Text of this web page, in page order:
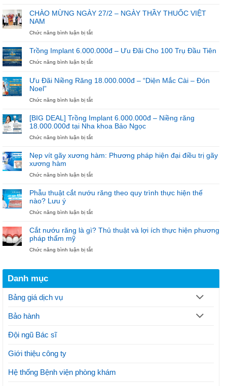
Để
Hè
Qua
Chưa
Bắt
Đầu
Răng
CHÀO MỪNG NGÀY 27/2 – NGÀY THẦY THUỐC VIỆT
NAM
Chức năng bình luận bị tắtở
MỪNG
NGÀY
27/2
NGÀY
VIỆT
Trồng Implant 6.000.000đ – Ưu Đãi Cho 100 Trụ Đầu Tiên
Chức năng bình luận bị tắtở
Implant
6.000.000đ
Ưu
Cho
100
Trụ
Đầu
Ưu Đãi Niềng Răng 18.000.000đ – “Diện Mắc Cài – Đón
Noel”
Chức năng bình luận bị tắtở
Niềng
Răng
18.000.000đ
“Diện
–
Noel”
[BIG DEAL] Trồng Implant 6.000.000đ – Niềng răng
18.000.000đ tại Nha khoa Bảo Ngọc
Chức năng bình luận bị tắtở
DEAL]
Trồng
6.000.000đ
Niềng
tại
khoa
Nẹp vít gãy xương hàm: Phương pháp hiện đại điều trị gãy
xương hàm
Chức năng bình luận bị tắtở
gãy
hàm:
pháp
điều
Phẫu thuật cắt nướu răng theo quy trình thực hiện thế
nào? Lưu ý
Chức năng bình luận bị tắtở
thuật
cắt
răng
hiện
Cắt nướu răng là gì? Thủ thuật và lợi ích thực hiện phương
pháp thẩm mỹ
Chức năng bình luận bị tắtở
gì?
mỹ
Danh mục
Bảng giá dịch vụ
Bảo hành
Đội ngũ Bác sĩ
Giới thiệu công ty
Hệ thống Bệnh viện phòng khám